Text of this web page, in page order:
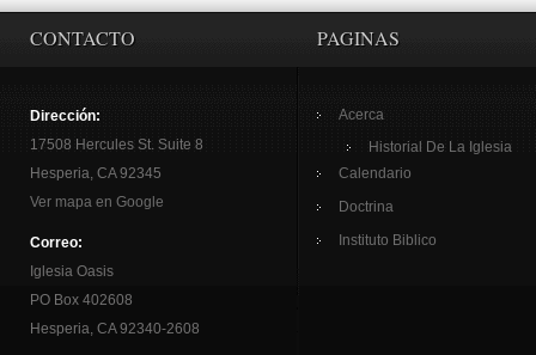
CONTACTO
Dirección:
17508 Hercules St. Suite 8
Hesperia, CA 92345
Ver mapa en Google
Correo:
Iglesia Oasis
PO Box 402608
Hesperia, CA 92340-2608
PAGINAS
Acerca
Historial De La Iglesia
Calendario
Doctrina
Instituto Biblico